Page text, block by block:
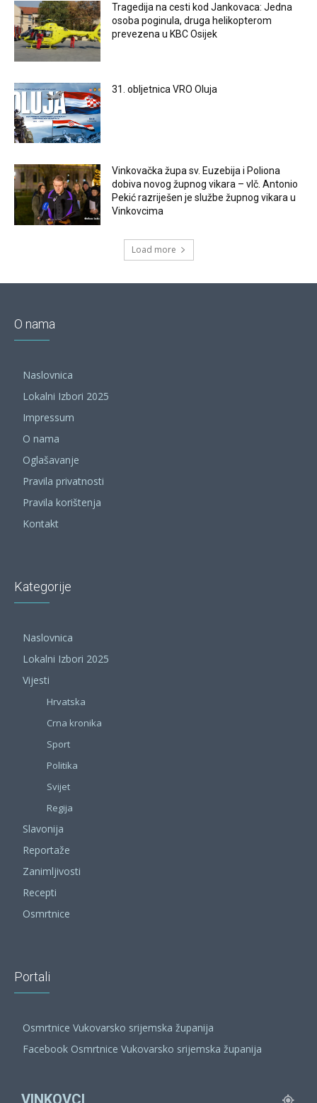
Tragedija na cesti kod Jankovaca: Jedna
osoba poginula, druga helikopterom
prevezena u KBC Osijek
31. obljetnica VRO Oluja
Vinkovačka župa sv. Euzebija i Poliona
dobiva novog župnog vikara – vlč. Antonio
Pekić razriješen je službe župnog vikara u
Vinkovcima
Load more
O nama
Naslovnica
Lokalni Izbori 2025
Impressum
O nama
Oglašavanje
Pravila privatnosti
Pravila korištenja
Kontakt
Kategorije
Naslovnica
Lokalni Izbori 2025
Vijesti
Hrvatska
Crna kronika
Sport
Politika
Svijet
Regija
Slavonija
Reportaže
Zanimljivosti
Recepti
Osmrtnice
Portali
Osmrtnice Vukovarsko srijemska županija
Facebook Osmrtnice Vukovarsko srijemska županija
VINKOVCI